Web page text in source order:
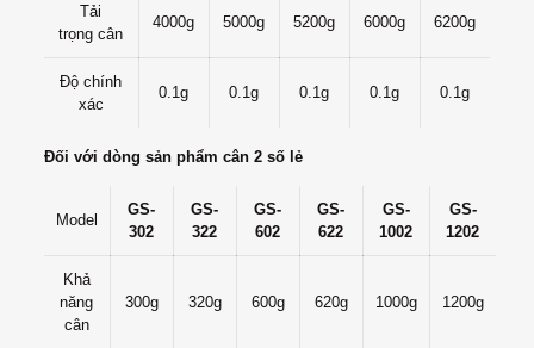
Tải
trọng cân
4000g 5000g 5200g 6000g 6200g
Độ chính
xác
0.1g 0.1g 0.1g 0.1g 0.1g
Đối với dòng sản phẩm cân 2 số lẻ
Model
GS-
302
GS-
322
GS-
602
GS-
622
GS-
1002
GS-
1202
Khả
năng
cân
300g 320g 600g 620g 1000g 1200g